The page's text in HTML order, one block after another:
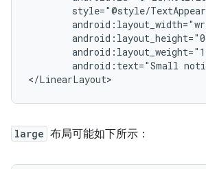
android:text="Small
large 布局可能如下所示：